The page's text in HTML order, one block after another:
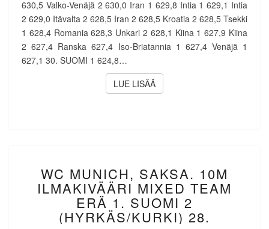
630,5 Valko-Venäjä 2 630,0 Iran 1 629,8 Intia 1 629,1 Intia
2 629,0 Itävalta 2 628,5 Iran 2 628,5 Kroatia 2 628,5 Tsekki
1 628,4 Romania 628,3 Unkari 2 628,1 Kiina 1 627,9 Kiina
2 627,4 Ranska 627,4 Iso-Briatannia 1 627,4 Venäjä 1
627,1 30. SUOMI 1 624,8…
LUE LISÄÄLUE LISÄÄ
MUNICH,
SAKSA.
10M
ILMAKIVÄÄRI
MIXED
WC MUNICH, SAKSA. 10M
ILMAKIVÄÄRI MIXED TEAM
ERÄ 1. SUOMI 2
(HYRKÄS/KURKI) 28.